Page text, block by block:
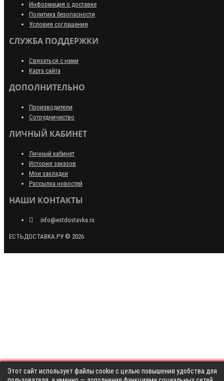
Информация о доставке
Политика безопасности
Условия соглашения
СЛУЖБА ПОДДЕРЖКИ
Связаться с нами
Карта сайта
ДОПОЛНИТЕЛЬНО
Производители
Сотрудничество
ЛИЧНЫЙ КАБИНЕТ
Личный кабинет
История заказов
Мои закладки
Рассылка новостей
НАШИ КОНТАКТЫ
info@estdostavka.ru
ЕСТЬДОСТАВКА.РУ © 2026
Этот сайт использует файлы cookie с целью повышения удобства для